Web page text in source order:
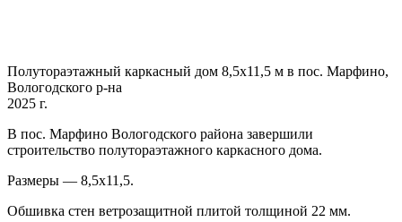
Полутораэтажный каркасный дом 8,5х11,5 м в пос. Марфино,
Вологодского р-на
2025 г.
В пос. Марфино Вологодского района завершили
строительство полутораэтажного каркасного дома.
Размеры — 8,5х11,5.
Обшивка стен ветрозащитной плитой толщиной 22 мм.